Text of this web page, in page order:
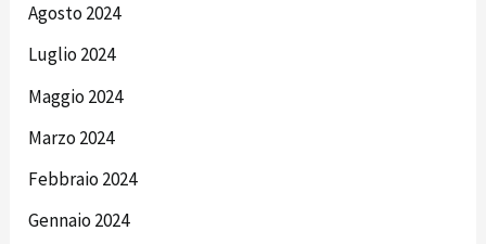
Agosto 2024
Luglio 2024
Maggio 2024
Marzo 2024
Febbraio 2024
Gennaio 2024